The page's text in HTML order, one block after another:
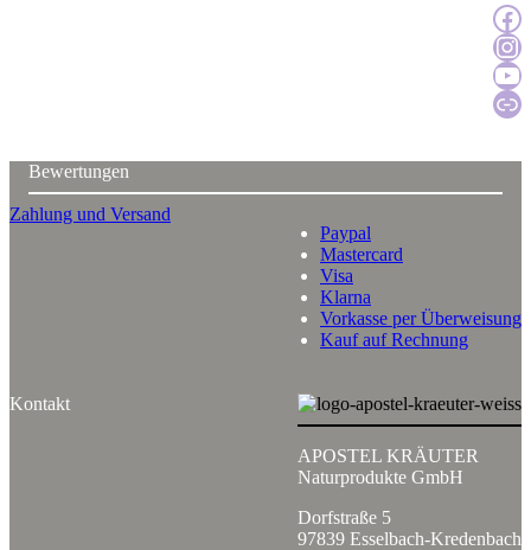
114,00 €.
Zur
Zur
Zum
Bewertungen
Zahlung und Versand
Paypal
Mastercard
Visa
Klarna
Vorkasse per Überweisung
Kauf auf Rechnung
Kontakt
APOSTEL KRÄUTER
Naturprodukte GmbH
Dorfstraße 5
97839 Esselbach-Kredenbach